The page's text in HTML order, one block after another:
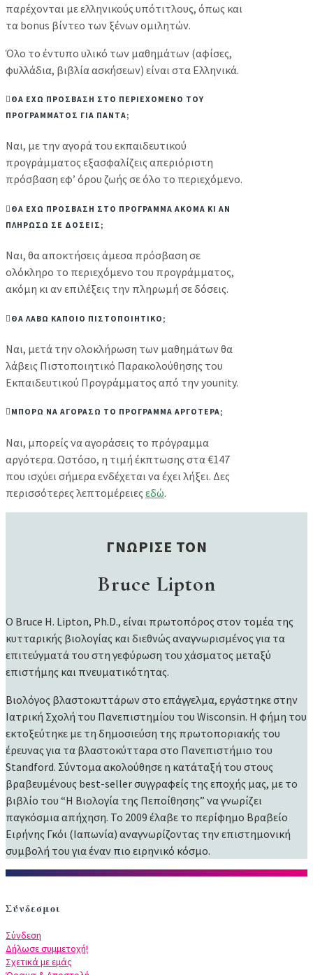
παρέχονται με ελληνικούς υπότιτλους, όπως και
τα bonus βίντεο των ξένων ομιλητών.
Όλο το έντυπο υλικό των μαθημάτων (αφίσες,
φυλλάδια, βιβλία ασκήσεων) είναι στα Ελληνικά.
ΘΑ ΕΧΩ ΠΡΟΣΒΑΣΗ ΣΤΟ ΠΕΡΙΕΧΟΜΕΝΟ ΤΟΥ
ΠΡΟΓΡΑΜΜΑΤΟΣ ΓΙΑ ΠΑΝΤΑ;
Ναι, με την αγορά του εκπαιδευτικού
προγράμματος εξασφαλίζεις απεριόριστη
πρόσβαση εφ’ όρου ζωής σε όλο το περιεχόμενο.
ΘΑ ΕΧΩ ΠΡΟΣΒΑΣΗ ΣΤΟ ΠΡΟΓΡΑΜΜΑ ΑΚΟΜΑ ΚΙ ΑΝ
ΠΛΗΡΩΣΩ ΣΕ ΔΟΣΕΙΣ;
Ναι, θα αποκτήσεις άμεσα πρόσβαση σε
ολόκληρο το περιεχόμενο του προγράμματος,
ακόμη κι αν επιλέξεις την πληρωμή σε δόσεις.
ΘΑ ΛΑΒΩ ΚΑΠΟΙΟ ΠΙΣΤΟΠΟΙΗΤΙΚΟ;
Ναι, μετά την ολοκλήρωση των μαθημάτων θα
λάβεις Πιστοποιητικό Παρακολούθησης του
Εκπαιδευτικού Προγράμματος από την younity.
ΜΠΟΡΩ ΝΑ ΑΓΟΡΑΣΩ ΤΟ ΠΡΟΓΡΑΜΜΑ ΑΡΓΟΤΕΡΑ;
Ναι, μπορείς να αγοράσεις το πρόγραμμα
αργότερα. Ωστόσο, η τιμή έκπτωσης στα €147
που ισχύει σήμερα ενδέχεται να έχει λήξει. Δες
περισσότερες λεπτομέρειες εδώ.
ΓΝΩΡΙΣΕ ΤΟΝ
Bruce Lipton
Ο Bruce H. Lipton, Ph.D., είναι πρωτοπόρος στον τομέα της
κυτταρικής βιολογίας και διεθνώς αναγνωρισμένος για τα
επιτεύγματά του στη γεφύρωση του χάσματος μεταξύ
επιστήμης και πνευματικότητας.
Βιολόγος βλαστοκυττάρων στο επάγγελμα, εργάστηκε στην
Ιατρική Σχολή του Πανεπιστημίου του Wisconsin. Η φήμη του
εκτοξεύτηκε με τη δημοσιεύση της πρωτοποριακής του
έρευνας για τα βλαστοκύτταρα στο Πανεπιστήμιο του
Standford. Σύντομα ακολούθησε η κατάταξή του στους
βραβευμένους best-seller συγγραφείς της εποχής μας, με το
βιβλίο του “Η Βιολογία της Πεποίθησης” να γνωρίζει
παγκόσμια απήχηση. Το 2009 έλαβε το περίφημο Βραβείο
Ειρήνης Γκόι (Ιαπωνία) αναγνωρίζοντας την επιστημονική
συμβολή του για έναν πιο ειρηνικό κόσμο.
Σύνδεσμοι
Σύνδεση
Δήλωσε συμμετοχή!
Σχετικά με εμάς